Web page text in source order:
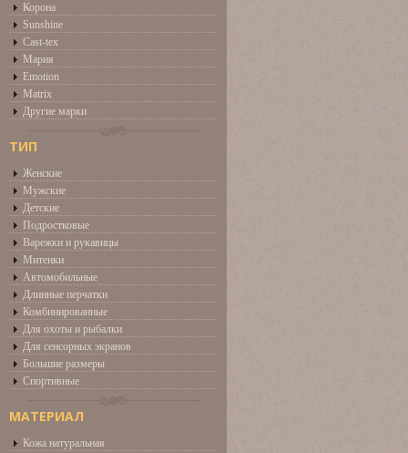
Корона
Sunshine
Cast-tex
Мария
Emotion
Matrix
Другие марки
ТИП
Женские
Мужские
Детские
Подростковые
Варежки и рукавицы
Митенки
Автомобильные
Длинные перчатки
Комбинированные
Для охоты и рыбалки
Для сенсорных экранов
Большие размеры
Спортивные
МАТЕРИАЛ
Кожа натуральная